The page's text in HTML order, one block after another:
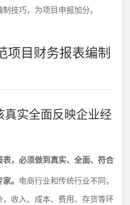
技巧，为项目申报加分。
项目财务报表编制
真实全面反映企业经
，必须做到真实、全面、符合
。 电商行业和传统行业不同，
收入、成本、费用、存货等环